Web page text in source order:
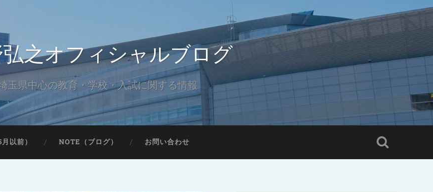
之オフィシャルブログ
玉県中心の教育・学校・入試に関する情報
以前） NOTE（ブログ） お問い合わせ